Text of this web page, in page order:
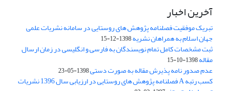
آخرین اخبار
تبریک موفقیت فصلنامه پژوهش های روستایی در سامانه نشریات علمی
جهان اسلام به همراهان نشریه1398-12-15
ثبت مشخصات کامل تمام نویسندگان به فارسی و انگلیسی در زمان ارسال
مقاله1398-10-15
عدم صدور نامه پذیرش مقاله به صورت دستی1398-05-23
کسب رتبه A فصلنامه پژوهش های روستایی در ارزیابی سال 1396 نشریات